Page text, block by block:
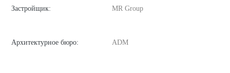
Застройщик: MR Group
Архитектурное бюро: ADM